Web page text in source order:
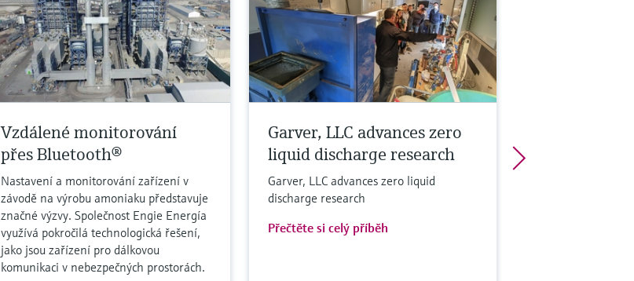
Vzdálené monitorování
přes Bluetooth®
Nastavení a monitorování zařízení v
závodě na výrobu amoniaku představuje
značné výzvy. Společnost Engie Energía
využívá pokročilá technologická řešení,
jako jsou zařízení pro dálkovou
komunikaci v nebezpečných prostorách.
Garver, LLC advances zero
liquid discharge research
Garver, LLC advances zero liquid
discharge research
Přečtěte si celý příběh